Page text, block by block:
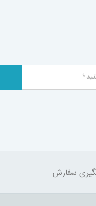
سفارش